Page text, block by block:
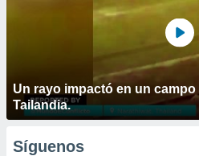
Un rayo impactó en un
Tailandia.
Síguenos